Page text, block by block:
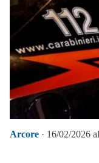
Arcore · 16/02/2026